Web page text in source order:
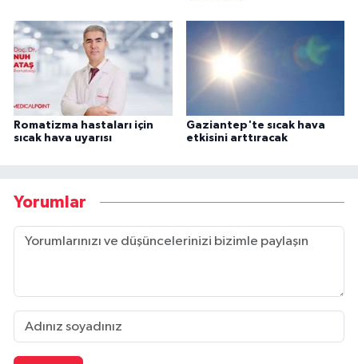
Romatizma hastaları için
sıcak hava uyarısı
Gaziantep'te sıcak hava
etkisini arttıracak
Yorumlar